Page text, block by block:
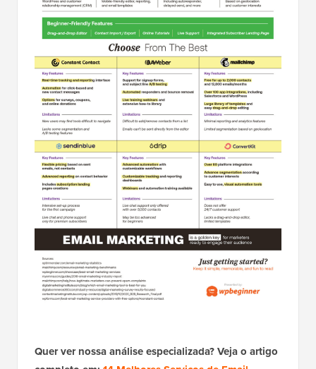
Quer ver nossa análise especializada? Veja o artigo